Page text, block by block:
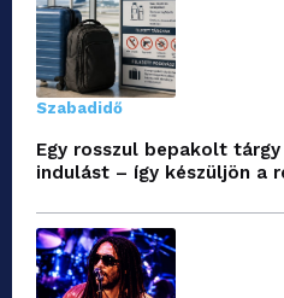
Szabadidő
Egy rosszul bepakolt
indulást – így készüljön a